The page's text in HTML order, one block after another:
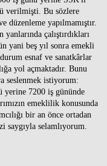
verilmişti. Bu sözlere
düzenleme yapılmamıştır.
çalıştırdıkları
yani beş yıl sonra emekli
esnaf ve sanatkârlar
yol açmaktadır. Bunu
seslenmek istiyorum:
yerine 7200 iş gününde
emeklilik konusunda
bir an önce ortadan
saygıyla selamlıyorum.